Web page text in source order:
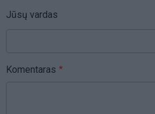
Jūsų vardas
Komentaras